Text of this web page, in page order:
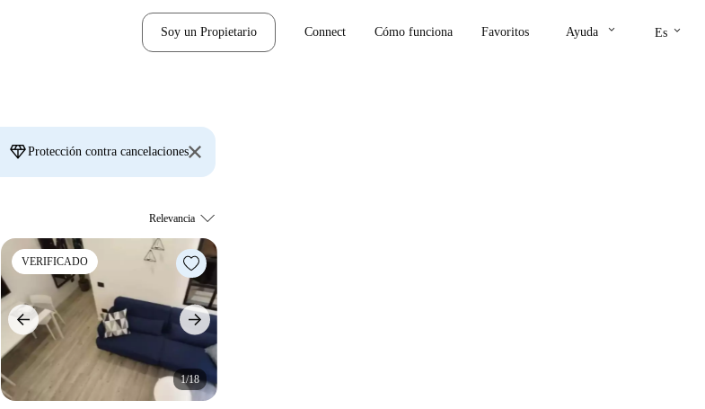
Soy un Propietario Connect Cómo funciona Favoritos Ayuda keyboard_arrow_down Es keyboard_arrow_down
diamondProtección contra cancelaciones
VERIFICADO
1/18